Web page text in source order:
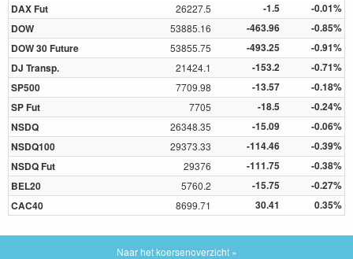
DAX Fut
26227.5 -1.5
-0.01%
DOW
53885.16 -463.96
-0.85%
DOW 30 Future
53855.75 -493.25
-0.91%
DJ Transp.
21424.1 -153.2
-0.71%
SP500
7709.98 -13.57
-0.18%
SP Fut
7705 -18.5
-0.24%
NSDQ
26348.35 -15.09
-0.06%
NSDQ100
29373.33 -114.46
-0.39%
NSDQ Fut
29376 -111.75
-0.38%
BEL20
5760.2 -15.75
-0.27%
CAC40
8699.71 30.41 0.35%
Naar het koersenoverzicht »